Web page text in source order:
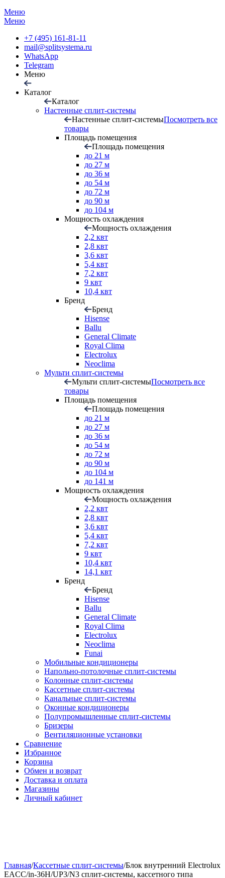
Меню
Меню
+7 (495) 161-81-11
mail@splitsystema.ru
WhatsApp
Telegram
Меню
Каталог
Каталог
Настенные сплит-системы
Настенные сплит-системыПосмотреть все
товары
Площадь помещения
Площадь помещения
до 21 м
до 27 м
до 36 м
до 54 м
до 72 м
до 90 м
до 104 м
Мощность охлаждения
Мощность охлаждения
2,2 квт
2,8 квт
3,6 квт
5,4 квт
7,2 квт
9 квт
10,4 квт
Бренд
Бренд
Hisense
Ballu
General Climate
Royal Clima
Electrolux
Neoclima
Мульти сплит-системы
Мульти сплит-системыПосмотреть все
товары
Площадь помещения
Площадь помещения
до 21 м
до 27 м
до 36 м
до 54 м
до 72 м
до 90 м
до 104 м
до 141 м
Мощность охлаждения
Мощность охлаждения
2,2 квт
2,8 квт
3,6 квт
5,4 квт
7,2 квт
9 квт
10,4 квт
14,1 квт
Бренд
Бренд
Hisense
Ballu
General Climate
Royal Clima
Electrolux
Neoclima
Funai
Мобильные кондиционеры
Напольно-потолоч​ные ​сплит-системы
Колонные ​​сплит-системы
Кассетные сплит-системы
Канальные сплит-системы
Оконные кондиционеры
Полупромышленные сплит-системы
Бризеры
Вентиляционные установки
Сравнение
Избранное
Корзина
Обмен и возврат
Доставка и оплата
Магазины
Личный кабинет
Главная/Кассетные сплит-системы/Блок внутренний Electrolux
EACC/in-36H/UP3/N3 сплит-системы, кассетного типа